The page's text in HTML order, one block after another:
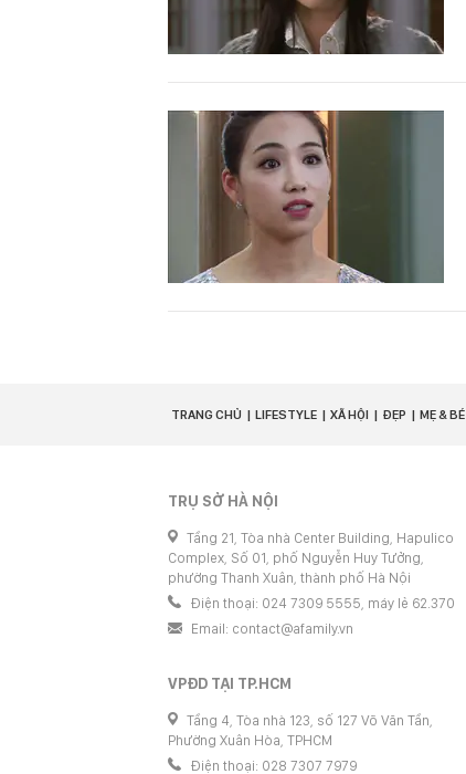
TRANG CHỦ LIFESTYLE XÃ HỘI ĐẸP MẸ & BÉ
TRỤ SỞ HÀ NỘI
Tầng 21, Tòa nhà Center Building, Hapulico
Complex, Số 01, phố Nguyễn Huy Tưởng,
phường Thanh Xuân, thành phố Hà Nội
Điện thoại: 024 7309 5555, máy lẻ 62.370
Email: contact@afamily.vn
VPĐD TẠI TP.HCM
Tầng 4, Tòa nhà 123, số 127 Võ Văn Tần,
Phường Xuân Hòa, TPHCM
Điện thoại: 028 7307 7979